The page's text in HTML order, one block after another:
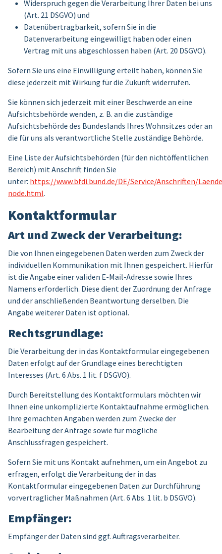
Widerspruch gegen die Verarbeitung Ihrer Daten bei uns
(Art. 21 DSGVO) und
Datenübertragbarkeit, sofern Sie in die
Datenverarbeitung eingewilligt haben oder einen
Vertrag mit uns abgeschlossen haben (Art. 20 DSGVO).
Sofern Sie uns eine Einwilligung erteilt haben, können Sie
diese jederzeit mit Wirkung für die Zukunft widerrufen.
Sie können sich jederzeit mit einer Beschwerde an eine
Aufsichtsbehörde wenden, z. B. an die zuständige
Aufsichtsbehörde des Bundeslands Ihres Wohnsitzes oder an
die für uns als verantwortliche Stelle zuständige Behörde.
Eine Liste der Aufsichtsbehörden (für den nichtöffentlichen
Bereich) mit Anschrift finden Sie
unter: https://www.bfdi.bund.de/DE/Service/Anschriften/
node.html.
Kontaktformular
Art und Zweck der Verarbeitung:
Die von Ihnen eingegebenen Daten werden zum Zweck der
individuellen Kommunikation mit Ihnen gespeichert. Hierfür
ist die Angabe einer validen E-Mail-Adresse sowie Ihres
Namens erforderlich. Diese dient der Zuordnung der Anfrage
und der anschließenden Beantwortung derselben. Die
Angabe weiterer Daten ist optional.
Rechtsgrundlage:
Die Verarbeitung der in das Kontaktformular eingegebenen
Daten erfolgt auf der Grundlage eines berechtigten
Interesses (Art. 6 Abs. 1 lit. f DSGVO).
Durch Bereitstellung des Kontaktformulars möchten wir
Ihnen eine unkomplizierte Kontaktaufnahme ermöglichen.
Ihre gemachten Angaben werden zum Zwecke der
Bearbeitung der Anfrage sowie für mögliche
Anschlussfragen gespeichert.
Sofern Sie mit uns Kontakt aufnehmen, um ein Angebot zu
erfragen, erfolgt die Verarbeitung der in das
Kontaktformular eingegebenen Daten zur Durchführung
vorvertraglicher Maßnahmen (Art. 6 Abs. 1 lit. b DSGVO).
Empfänger:
Empfänger der Daten sind ggf. Auftragsverarbeiter.